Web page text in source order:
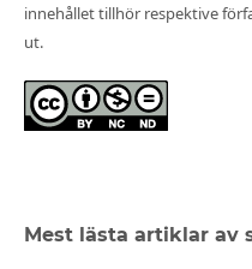
innehållet tillhör respektive
ut.
Mest lästa artiklar av